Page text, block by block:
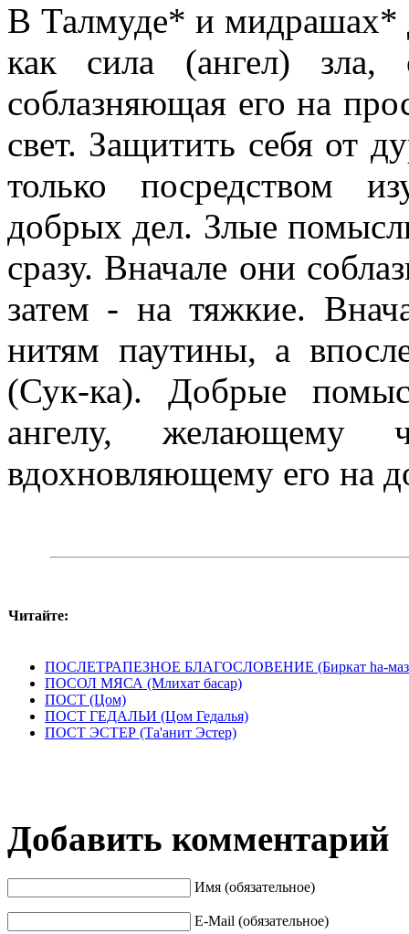
В Талмуде* и мидрашах*
как сила (ангел) зла,
соблазняющая его на
свет. Защитить себя от
только посредством
добрых дел. Злые
сразу. Вначале они
затем - на тяжкие.
нитям паутины, а
(Сук-ка). Добрые
ангелу, желающему
вдохновляющему его на
Читайте:
ПОСЛЕТРАПЕЗНОЕ БЛАГОСЛОВЕНИЕ (Биркат hа-
ПОСОЛ МЯСА (Млихат басар)
ПОСТ (Цом)
ПОСТ ГЕДАЛЬИ (Цом Гедалья)
ПОСТ ЭСТЕР (Та'анит Эстер)
Добавить комментарий
Имя (обязательное)
E-Mail (обязательное)